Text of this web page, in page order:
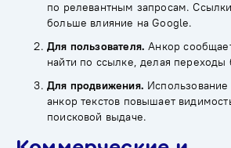
по релевантным запросам.
больше влияние на Google.
Для пользователя. Анкор
найти по ссылке, делая
Для продвижения.
анкор текстов повышает
поисковой выдаче.